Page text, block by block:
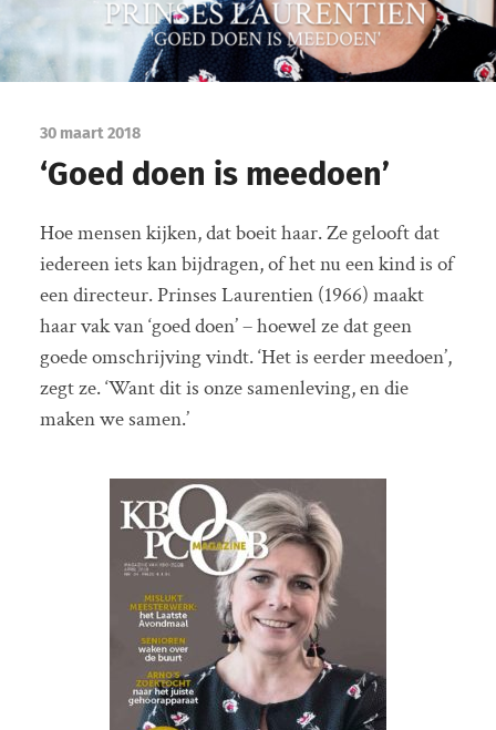
30 maart 2018
‘Goed doen is meedoen’
Hoe mensen kijken, dat boeit haar. Ze gelooft dat
iedereen iets kan bijdragen, of het nu een kind is of
een directeur. Prinses Laurentien (1966) maakt
haar vak van ‘goed doen’ – hoewel ze dat geen
goede omschrijving vindt. ‘Het is eerder meedoen’,
zegt ze. ‘Want dit is onze samenleving, en die
maken we samen.’